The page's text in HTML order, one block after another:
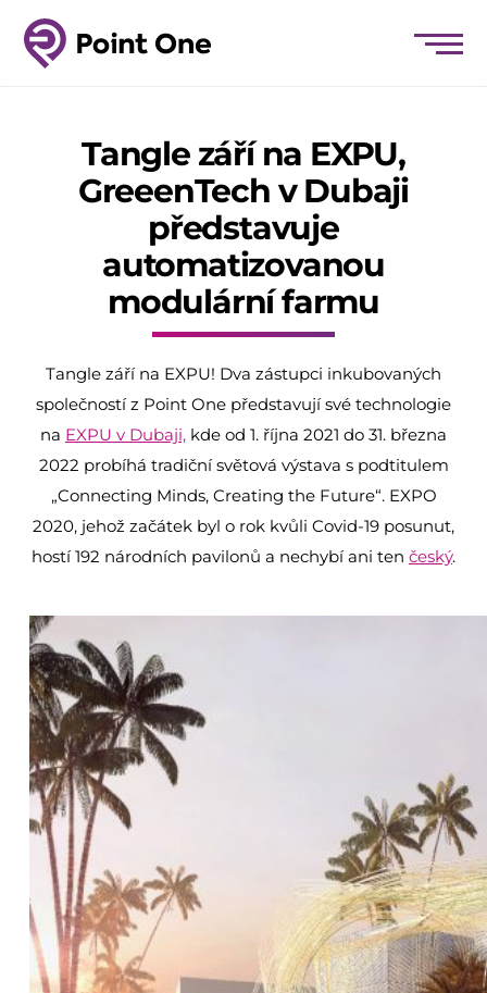
Tangle září na EXPU,
GreeenTech v Dubaji
představuje
automatizovanou
modulární farmu
Tangle září na EXPU! Dva zástupci inkubovaných
společností z Point One představují své technologie
na EXPU v Dubaji, kde od 1. října 2021 do 31. března
2022 probíhá tradiční světová výstava s podtitulem
„Connecting Minds, Creating the Future“. EXPO
2020, jehož začátek byl o rok kvůli Covid-19 posunut,
hostí 192 národních pavilonů a nechybí ani ten český.